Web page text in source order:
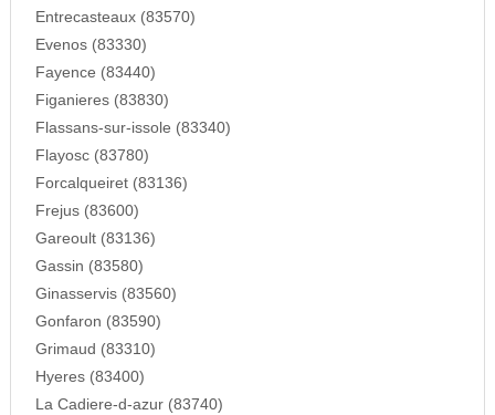
Entrecasteaux (83570)
Evenos (83330)
Fayence (83440)
Figanieres (83830)
Flassans-sur-issole (83340)
Flayosc (83780)
Forcalqueiret (83136)
Frejus (83600)
Gareoult (83136)
Gassin (83580)
Ginasservis (83560)
Gonfaron (83590)
Grimaud (83310)
Hyeres (83400)
La Cadiere-d-azur (83740)